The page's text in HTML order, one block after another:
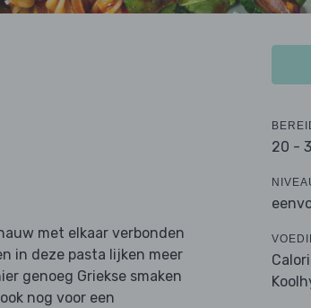
met elkaar verbonden
in deze pasta lijken meer
genoeg Griekse smaken
nog voor een
20 -